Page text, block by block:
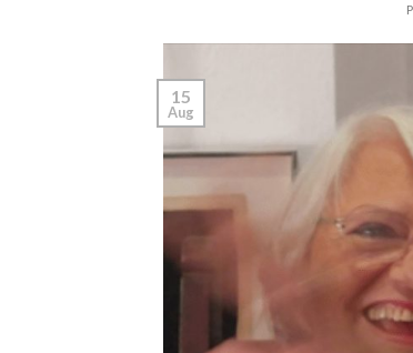
15
Aug